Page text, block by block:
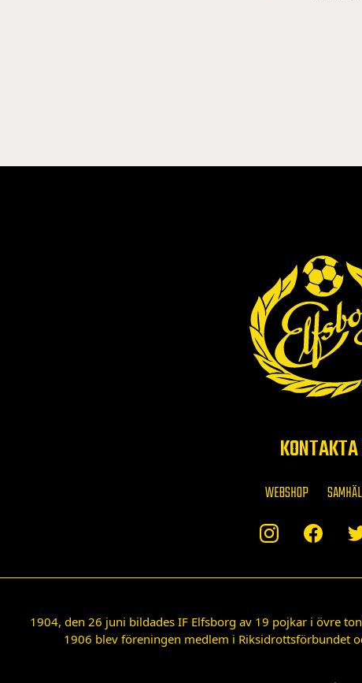
WEBSHOP
1904, den 26 juni bildades IF Elfsborg av 19 pojkar i övre
1906 blev föreningen medlem i Riksidrottsförbundet